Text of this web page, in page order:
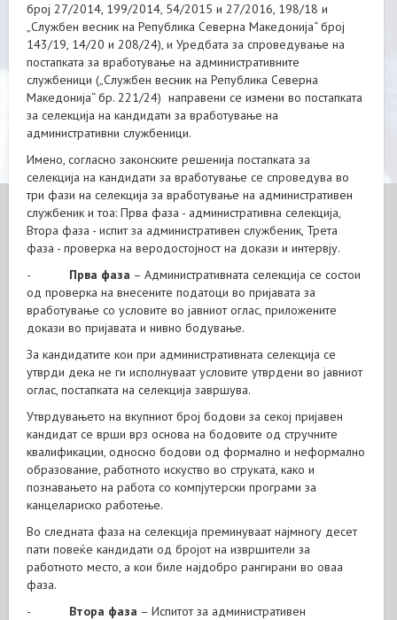
број 27/2014, 199/2014, 54/2015 и 27/2016, 198/18 и
„Службен весник на Република Северна Македонија“ број
143/19, 14/20 и 208/24), и Уредбата за спроведување на
постапката за вработување на административните
службеници („Службен весник на Република Северна
Македонија“ бр. 221/24) направени се измени во постапката
за селекција на кандидати за вработување на
административни службеници.
Имено, согласно законските решенија постапката за
селекција на кандидати за вработување се спроведува во
три фази на селекција за вработување на административен
службеник и тоа: Прва фаза - административна селекција,
Втора фаза - испит за административен службеник, Трета
фаза - проверка на веродостојност на докази и интервју.
- Прва фаза – Административната селекција се состои
од проверка на внесените податоци во пријавата за
вработување со условите во јавниот оглас, приложените
докази во пријавата и нивно бодување.
За кандидатите кои при административната селекција се
утврди дека не ги исполнуваат условите утврдени во јавниот
оглас, постапката на селекција завршува.
Утврдувањето на вкупниот број бодови за секој пријавен
кандидат се врши врз основа на бодовите од стручните
квалификации, односно бодови од формално и неформално
образование, работното искуство во струката, како и
познавањето на работа со компјутерски програми за
канцелариско работење.
Во следната фаза на селекција преминуваат најмногу десет
пати повеќе кандидати од бројот на извршители за
работното место, а кои биле најдобро рангирани во оваа
фаза.
- Втора фаза – Испитот за административен